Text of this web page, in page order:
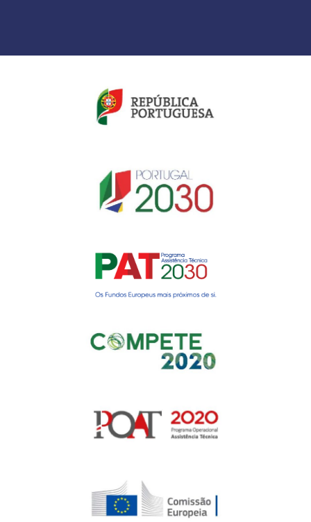
Cookies
Para fornecer as melhores experiências, usamos tecnologias como
cookies para armazenar e/ou aceder a informações do dispositivo.
ou retirar o consentimento pode afetar negativamante certos recursos e
Aceitar
Negar